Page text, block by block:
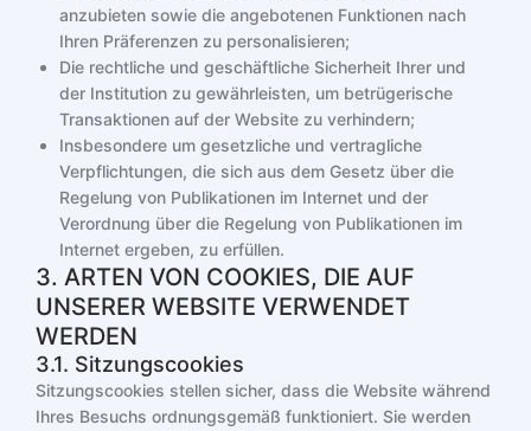
anzubieten sowie die angebotenen Funktionen nach
Ihren Präferenzen zu personalisieren;
Die rechtliche und geschäftliche Sicherheit Ihrer und
der Institution zu gewährleisten, um betrügerische
Transaktionen auf der Website zu verhindern;
Insbesondere um gesetzliche und vertragliche
Verpflichtungen, die sich aus dem Gesetz über die
Regelung von Publikationen im Internet und der
Verordnung über die Regelung von Publikationen im
Internet ergeben, zu erfüllen.
3. ARTEN VON COOKIES, DIE AUF
UNSERER WEBSITE VERWENDET
WERDEN
3.1. Sitzungscookies
Sitzungscookies stellen sicher, dass die Website während
Ihres Besuchs ordnungsgemäß funktioniert. Sie werden